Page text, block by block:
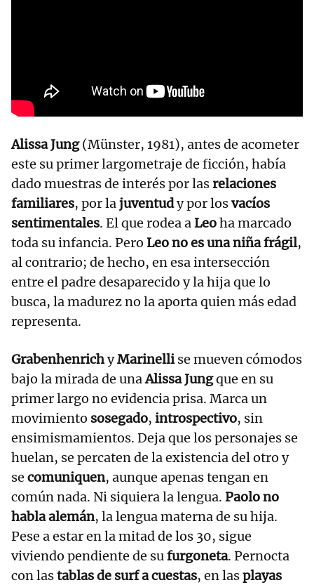
Alissa Jung(Münster, 1981), antes de acometer
este su primer largometraje de ficción, había
dado muestras de interés por lasrelaciones
familiares, por lajuventudy por losvacíos
sentimentales. El que rodea aLeoha marcado
toda su infancia. Pero Leo no es una niña frágil,
al contrario; de hecho, en esa intersección
entre el padre desaparecido y la hija que lo
busca, la madurez no la aporta quien más edad
representa.
GrabenhenrichyMarinellise mueven cómodos
bajo la mirada de unaAlissa Jungque en su
primer largo no evidencia prisa. Marca un
movimiento sosegado, introspectivo, sin
ensimismamientos. Deja que los personajes se
huelan, se percaten de la existencia del otro y
se comuniquen, aunque apenas tengan en
común nada. Ni siquiera la lengua. Paolo no
habla alemán, la lengua materna de su hija.
Pese a estar en la mitad de los 30, sigue
viviendo pendiente de sufurgoneta. Pernocta
con lastablas de surf a cuestas, en lasplayas